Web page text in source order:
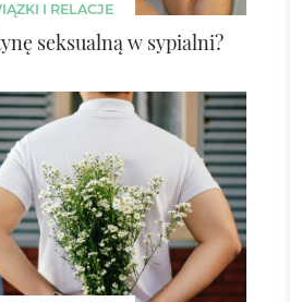
I RELACJE
seksualną w sypialni?